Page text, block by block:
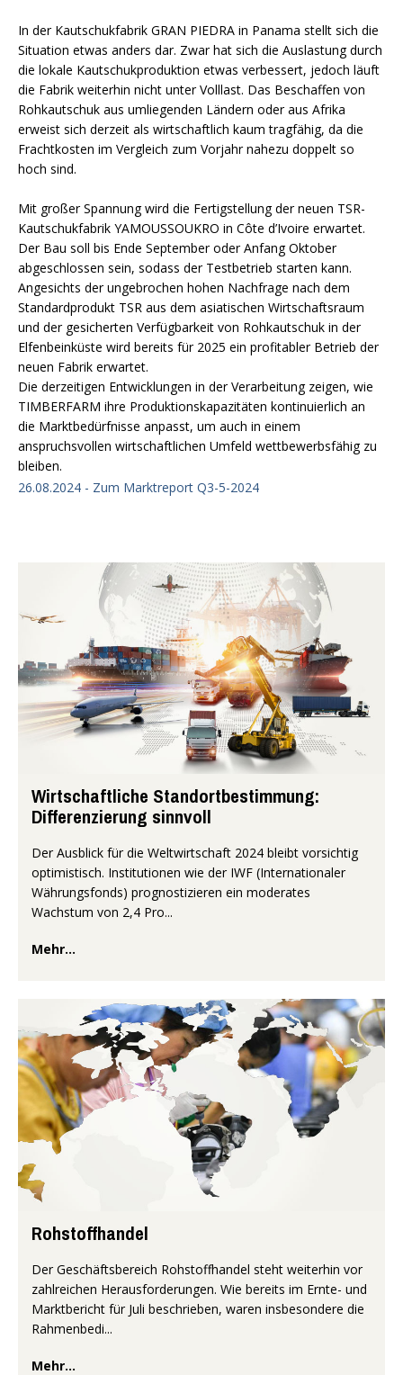
In der Kautschukfabrik GRAN PIEDRA in Panama stellt sich die
Situation etwas anders dar. Zwar hat sich die Auslastung durch
die lokale Kautschukproduktion etwas verbessert, jedoch läuft
die Fabrik weiterhin nicht unter Volllast. Das Beschaffen von
Rohkautschuk aus umliegenden Ländern oder aus Afrika
erweist sich derzeit als wirtschaftlich kaum tragfähig, da die
Frachtkosten im Vergleich zum Vorjahr nahezu doppelt so
hoch sind.
Mit großer Spannung wird die Fertigstellung der neuen TSR-
Kautschukfabrik YAMOUSSOUKRO in Côte d’Ivoire erwartet.
Der Bau soll bis Ende September oder Anfang Oktober
abgeschlossen sein, sodass der Testbetrieb starten kann.
Angesichts der ungebrochen hohen Nachfrage nach dem
Standardprodukt TSR aus dem asiatischen Wirtschaftsraum
und der gesicherten Verfügbarkeit von Rohkautschuk in der
Elfenbeinküste wird bereits für 2025 ein profitabler Betrieb der
neuen Fabrik erwartet.
Die derzeitigen Entwicklungen in der Verarbeitung zeigen, wie
TIMBERFARM ihre Produktionskapazitäten kontinuierlich an
die Marktbedürfnisse anpasst, um auch in einem
anspruchsvollen wirtschaftlichen Umfeld wettbewerbsfähig zu
bleiben.
26.08.2024 - Zum Marktreport Q3-5-2024
Wirtschaftliche Standortbestimmung:
Differenzierung sinnvoll
Der Ausblick für die Weltwirtschaft 2024 bleibt vorsichtig
optimistisch. Institutionen wie der IWF (Internationaler
Währungsfonds) prognostizieren ein moderates
Wachstum von 2,4 Pro...
Mehr...
Rohstoffhandel
Der Geschäftsbereich Rohstoffhandel steht weiterhin vor
zahlreichen Herausforderungen. Wie bereits im Ernte- und
Marktbericht für Juli beschrieben, waren insbesondere die
Rahmenbedi...
Mehr...